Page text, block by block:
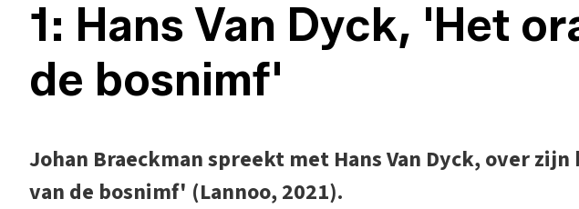
1: Hans Van Dyck, 'Het
de bosnimf'
Johan Braeckman spreekt met Hans Van Dyck, over
van de bosnimf' (Lannoo, 2021).